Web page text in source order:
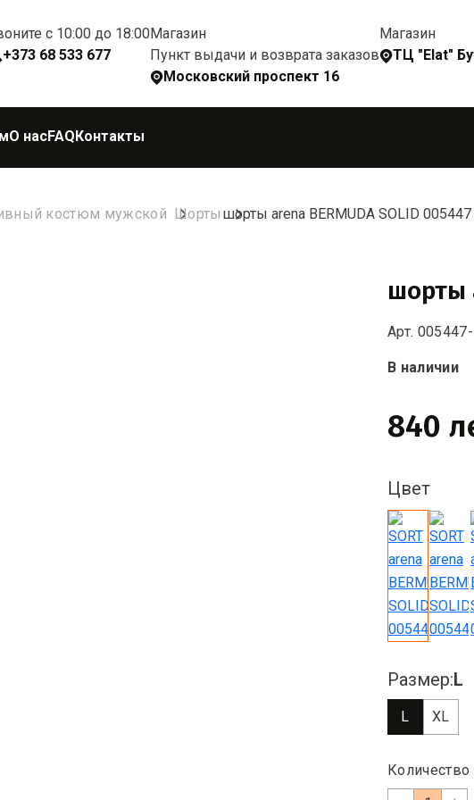
с 10:00 до 18:00
+373 68 533 677
Магазин
Пункт выдачи и возврата заказов
Московский проспект 16
Магазин
ТЦ "Elat"
О насFAQКонтакты
костюм мужской Шорты шорты arena BERMUDA SOLID 005447
шорты
Арт.
В наличии
840
Цвет
Размер:L
L XL
Количество